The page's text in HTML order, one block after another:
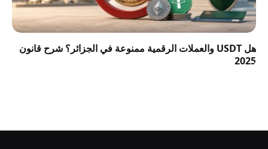
هل USDT والعملات الرقمية ممنوعة في الجزائر؟ شرح قانون
2025